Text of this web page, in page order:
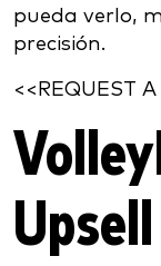
pueda verlo,
precisión.
<<REQUEST
Upsell